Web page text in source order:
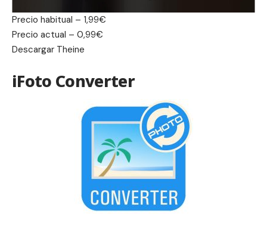
Precio habitual – 1,99€
Precio actual – 0,99€
Descargar Theine
iFoto Converter